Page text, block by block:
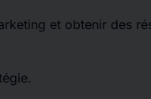
et obtenir des